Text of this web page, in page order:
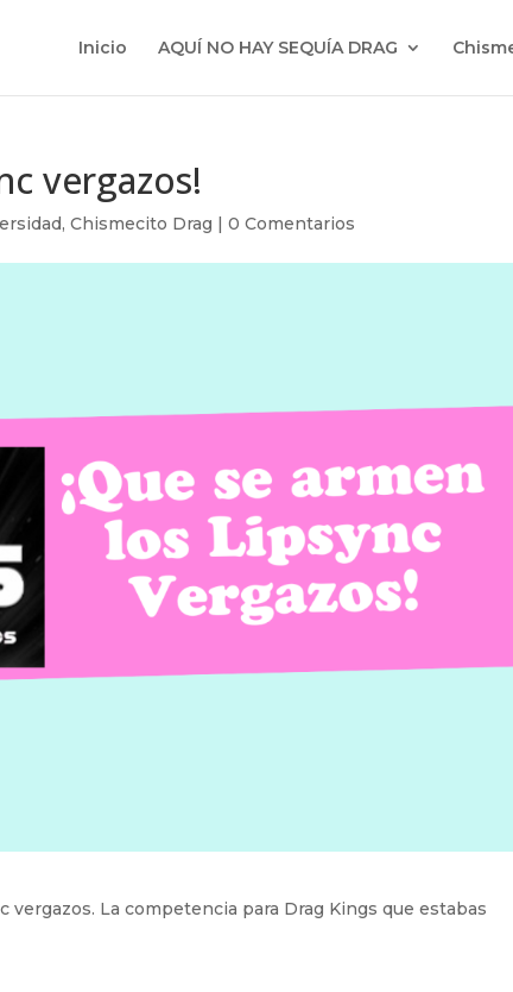
Inicio AQUÍ NO HAY SEQUÍA DRAG
vergazos!
,Chismecito Drag |0 Comentarios
La competencia para Drag Kings que estabas